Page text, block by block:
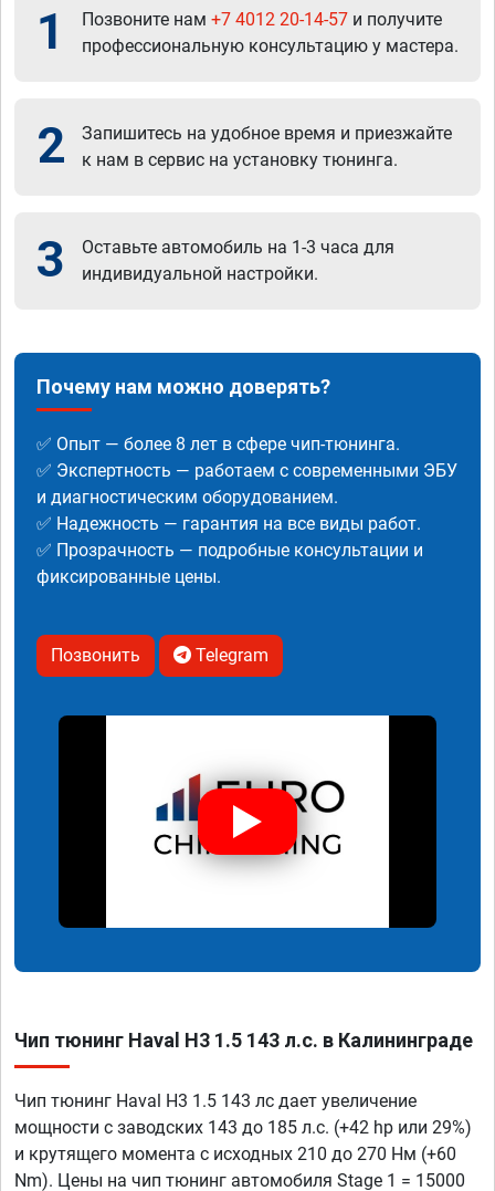
1 Позвоните нам +7 4012 20-14-57 и получите
профессиональную консультацию у мастера.
2
Запишитесь на удобное время и приезжайте
к нам в сервис на установку тюнинга.
3
Оставьте автомобиль на 1-3 часа для
индивидуальной настройки.
Почему нам можно доверять?
✅ Опыт — более 8 лет в сфере чип-тюнинга.
✅ Экспертность — работаем с современными ЭБУ
и диагностическим оборудованием.
✅ Надежность — гарантия на все виды работ.
✅ Прозрачность — подробные консультации и
фиксированные цены.
Позвонить Telegram
Чип тюнинг Haval H3 1.5 143 л.с. в Калининграде
Чип тюнинг Haval H3 1.5 143 лс дает увеличение
мощности с заводских 143 до 185 л.с. (+42 hp или 29%)
и крутящего момента с исходных 210 до 270 Нм (+60
Nm). Цены на чип тюнинг автомобиля Stage 1 = 15000